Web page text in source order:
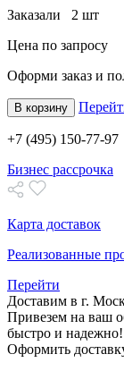
Заказали 2 шт
Цена по запросу
Оформи заказ и
В корзину
+7 (495) 150-77-97
Бизнес рассрочка
Карта доставок
Реализованные
Перейти
Доставим в г.
Привезем на ваш
быстро и надежно!
Оформить